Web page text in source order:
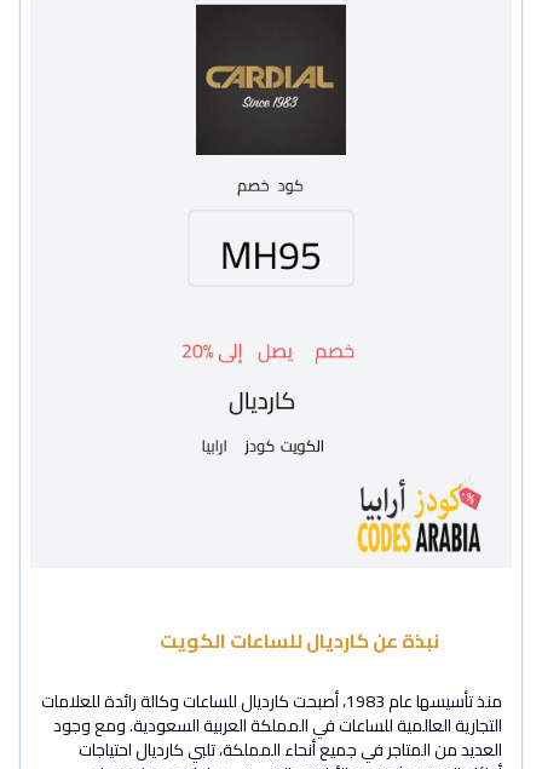
نبذة عن كارديال للساعات الكويت
منذ تأسيسها عام 1983، أصبحت كارديال للساعات وكالة رائدة للعلامات
التجارية العالمية للساعات في المملكة العربية السعودية. ومع وجود
العديد من المتاجر في جميع أنحاء المملكة، تلبي كارديال احتياجات